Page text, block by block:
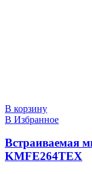
В корзину
В Избранное
Встраиваемая
KMFE264TEX